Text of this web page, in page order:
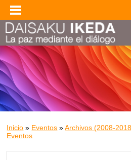
Inicio » Eventos »Archivos (2008-
Eventos